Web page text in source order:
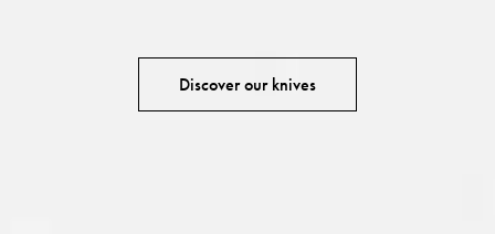
Discover our knives